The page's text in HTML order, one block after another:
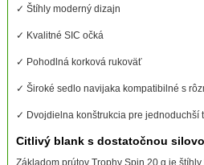
✓ Štíhly moderný dizajn
✓ Kvalitné SIC očká
✓ Pohodlná korková rukoväť
✓ Široké sedlo navijaka kompatibilné s
✓ Dvojdielna konštrukcia pre jednoduchší
Citlivý blank s dostatočnou
Základom prútov Trophy Spin 20 g je